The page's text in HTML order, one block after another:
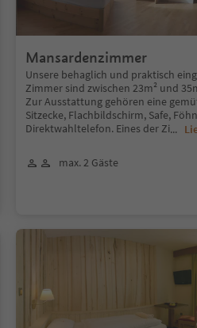
Mansardenzimmer
Unsere behaglich und praktisch
Zimmer sind zwischen 23m² und
Zur Ausstattung gehören eine
Sitzecke, Flachbildschirm, Safe,
Direktwahltelefon. Eines der Zi...
max. 2 Gäste